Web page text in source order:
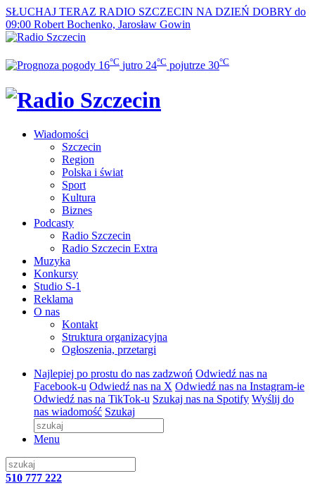
SŁUCHAJ TERAZ RADIO SZCZECIN NA DZIEŃ DOBRY do
09:00 Robert Bochenko, Jarosław Gowin
16°C jutro 24°C pojutrze 30°C
Wiadomości
Szczecin
Region
Polska i świat
Sport
Kultura
Biznes
Podcasty
Radio Szczecin
Radio Szczecin Extra
Muzyka
Konkursy
Studio S-1
Reklama
O nas
Kontakt
Struktura organizacyjna
Ogłoszenia, przetargi
Najlepiej po prostu do nas zadzwoń Odwiedź nas na
Facebook-u Odwiedź nas na X Odwiedź nas na Instagram-ie
Odwiedź nas na TikTok-u Szukaj nas na Spotify Wyślij do
nas wiadomość Szukaj
Menu
510 777 222